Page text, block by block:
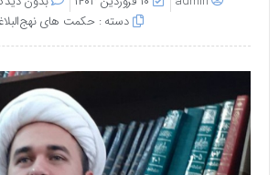
دسته :حکمت های نهج‌البلاغه